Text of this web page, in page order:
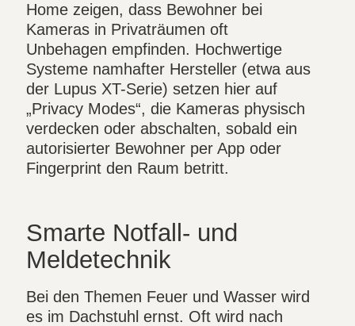
Home zeigen, dass Bewohner bei
Kameras in Privaträumen oft
Unbehagen empfinden. Hochwertige
Systeme namhafter Hersteller (etwa aus
der Lupus XT-Serie) setzen hier auf
„Privacy Modes“, die Kameras physisch
verdecken oder abschalten, sobald ein
autorisierter Bewohner per App oder
Fingerprint den Raum betritt.
Smarte Notfall- und
Meldetechnik
Bei den Themen Feuer und Wasser wird
es im Dachstuhl ernst. Oft wird nach